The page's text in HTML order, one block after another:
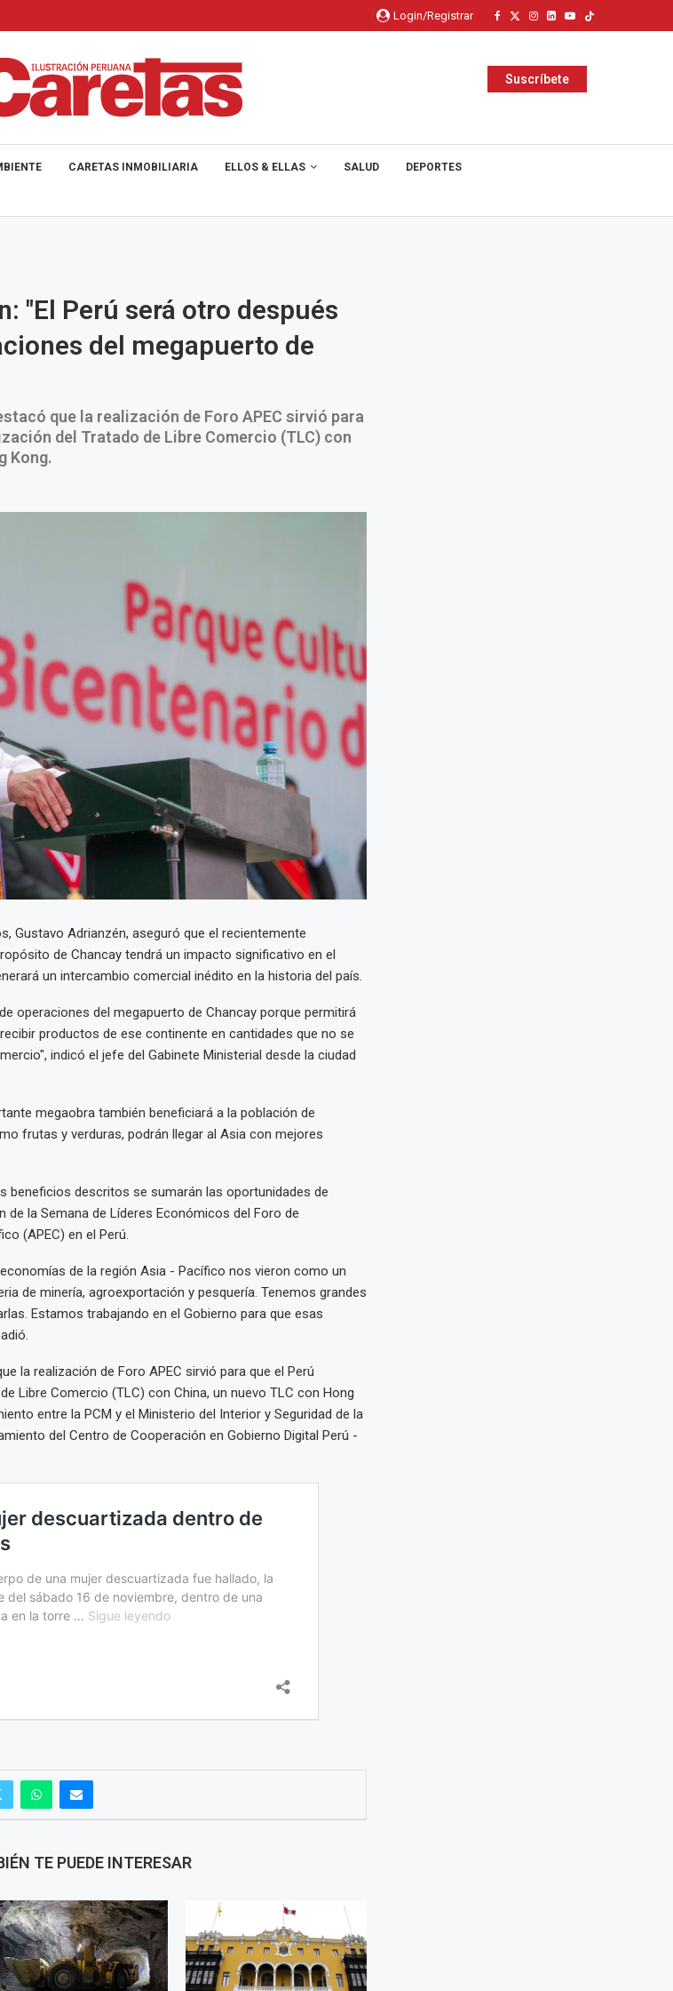
Login/Registrar
Suscríbete
CARETAS INMOBILIARIA ELLOS & ELLAS SALUD DEPORTES
"El Perú será otro después
del megapuerto de
que la realización de Foro APEC sirvió para
del Tratado de Libre Comercio (TLC) con
Kong.
Gustavo Adrianzén, aseguró que el recientemente
de Chancay tendrá un impacto significativo en el
un intercambio comercial inédito en la historia del país.
operaciones del megapuerto de Chancay porque permitirá
productos de ese continente en cantidades que no se
indicó el jefe del Gabinete Ministerial desde la ciudad
megaobra también beneficiará a la población de
frutas y verduras, podrán llegar al Asia con mejores
beneficios descritos se sumarán las oportunidades de
de la Semana de Líderes Económicos del Foro de
(APEC) en el Perú.
de la región Asia - Pacífico nos vieron como un
de minería, agroexportación y pesquería. Tenemos grandes
Estamos trabajando en el Gobierno para que esas
la realización de Foro APEC sirvió para que el Perú
Libre Comercio (TLC) con China, un nuevo TLC con Hong
entre la PCM y el Ministerio del Interior y Seguridad de la
del Centro de Cooperación en Gobierno Digital Perú -
TE PUEDE INTERESAR